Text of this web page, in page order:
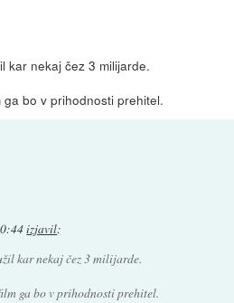
kar nekaj čez 3 milijarde.
bo v prihodnosti prehitel.
izjavil:
kar nekaj čez 3 milijarde.
ga bo v prihodnosti prehitel.